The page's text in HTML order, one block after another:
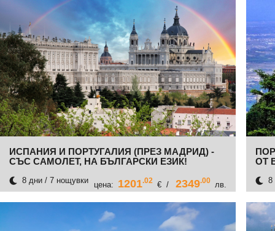
ИСПАНИЯ И ПОРТУГАЛИЯ (ПРЕЗ МАДРИД) -
СЪС САМОЛЕТ, НА БЪЛГАРСКИ ЕЗИК!
8 дни / 7 нощувки цена: 1201 .02 € / 2349 .00 лв.
ОТ
8